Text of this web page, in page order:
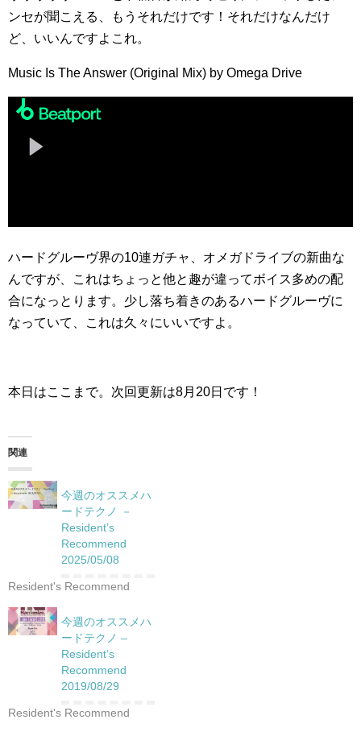
ンセが聞こえる、もうそれだけです！それだけなんだけ
ど、いいんですよこれ。
Music Is The Answer (Original Mix) by Omega Drive
ハードグルーヴ界の10連ガチャ、オメガドライブの新曲な
んですが、これはちょっと他と趣が違ってボイス多めの配
合になっとります。少し落ち着きのあるハードグルーヴに
なっていて、これは久々にいいですよ。
本日はここまで。次回更新は8月20日です！
関連
今週のオススメハ
ードテクノ －
Resident’s
Recommend
2025/05/08
Resident's Recommend
今週のオススメハ
ードテクノ –
Resident’s
Recommend
2019/08/29
Resident's Recommend